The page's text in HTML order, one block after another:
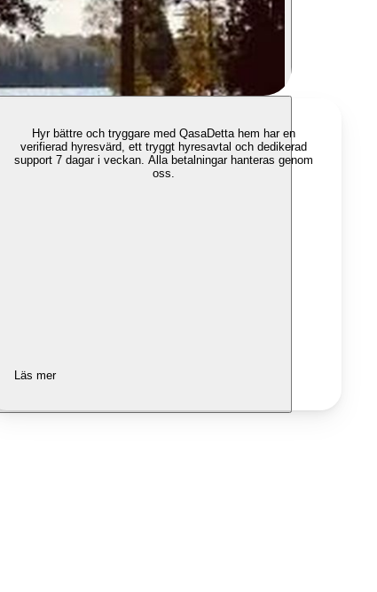
Hyr bättre och tryggare med QasaDetta hem har en
verifierad hyresvärd, ett tryggt hyresavtal och dedikerad
support 7 dagar i veckan. Alla betalningar hanteras genom
oss.
Läs mer